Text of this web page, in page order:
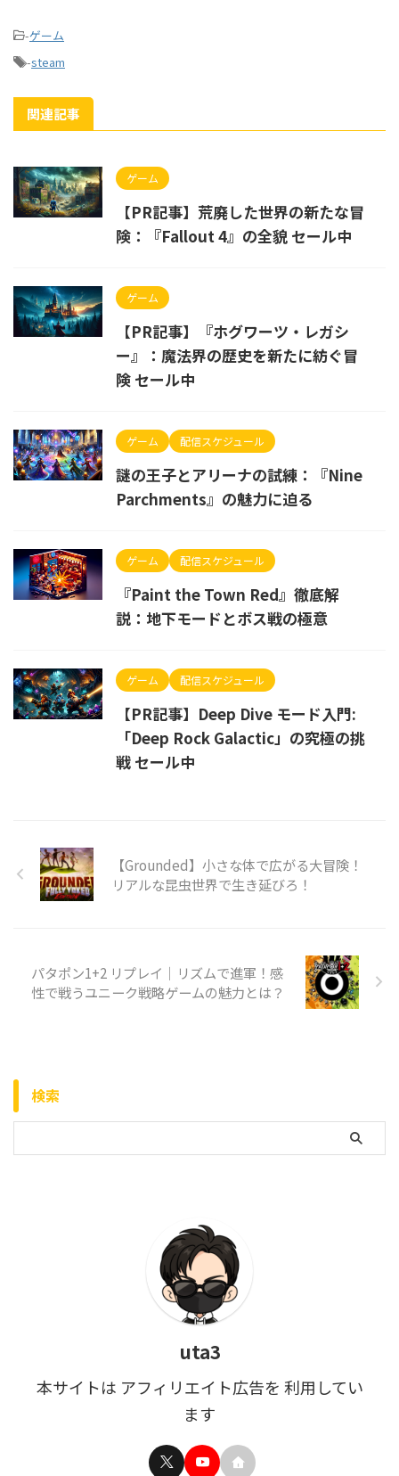
-ゲーム
-steam
関連記事
ゲーム
【PR記事】荒廃した世界の新たな冒
険：『Fallout 4』の全貌 セール中
ゲーム
【PR記事】『ホグワーツ・レガシ
ー』：魔法界の歴史を新たに紡ぐ冒
険 セール中
ゲーム 配信スケジュール
謎の王子とアリーナの試練：『Nine
Parchments』の魅力に迫る
ゲーム 配信スケジュール
『Paint the Town Red』徹底解
説：地下モードとボス戦の極意
ゲーム 配信スケジュール
【PR記事】Deep Dive モード入門:
「Deep Rock Galactic」の究極の挑
戦 セール中
【Grounded】小さな体で広がる大冒険！
リアルな昆虫世界で生き延びろ！
パタポン1+2 リプレイ｜リズムで進軍！感
性で戦うユニーク戦略ゲームの魅力とは？
検索
uta3
本サイトは アフィリエイト広告を 利用してい
ます